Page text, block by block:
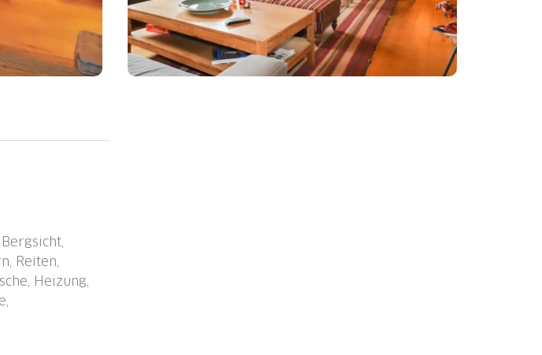
50 m vom
Öffentliche
"Les
6 km,
km, Skipisten
keine
sich auf
und gutes
Reiten,
Heizung,